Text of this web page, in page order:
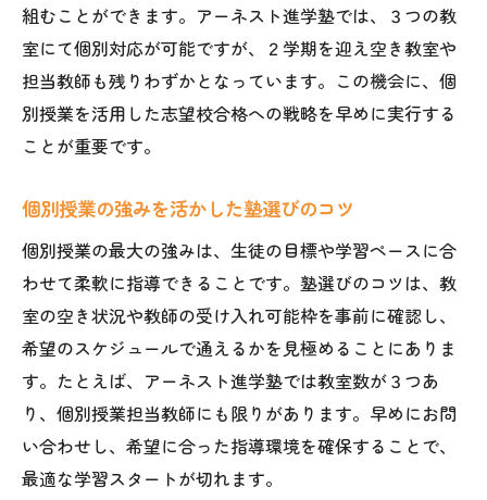
組むことができます。アーネスト進学塾では、３つの教
室にて個別対応が可能ですが、２学期を迎え空き教室や
担当教師も残りわずかとなっています。この機会に、個
別授業を活用した志望校合格への戦略を早めに実行する
ことが重要です。
個別授業の強みを活かした塾選びのコツ
個別授業の最大の強みは、生徒の目標や学習ペースに合
わせて柔軟に指導できることです。塾選びのコツは、教
室の空き状況や教師の受け入れ可能枠を事前に確認し、
希望のスケジュールで通えるかを見極めることにありま
す。たとえば、アーネスト進学塾では教室数が３つあ
り、個別授業担当教師にも限りがあります。早めにお問
い合わせし、希望に合った指導環境を確保することで、
最適な学習スタートが切れます。